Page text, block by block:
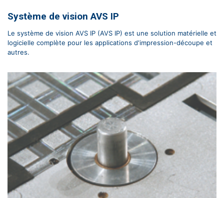
Système de vision AVS IP
Le système de vision AVS IP (AVS IP) est une solution matérielle et
logicielle complète pour les applications d'impression-découpe et
autres.